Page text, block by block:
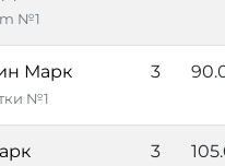
№1
Марк
№1
3
3